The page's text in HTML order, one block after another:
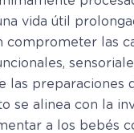
vida útil
comprometer las
las preparaciones
se alinea con la
a los bebés